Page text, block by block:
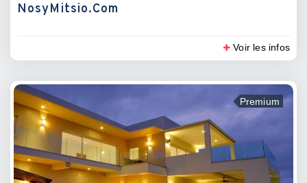
NosyMitsio.com
Voir les infos
Premium